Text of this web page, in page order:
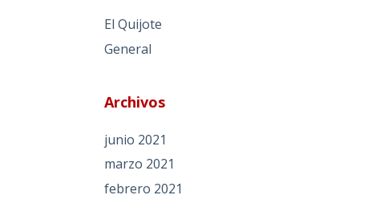
El Quijote
General
Archivos
junio 2021
marzo 2021
febrero 2021